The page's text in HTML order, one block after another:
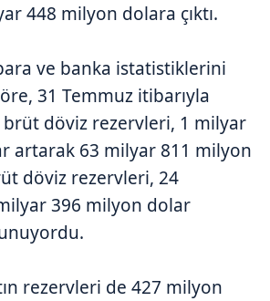
448 milyon dolara çıktı.
ve banka istatistiklerini
31 Temmuz itibarıyla
brüt döviz rezervleri, 1 milyar
artarak 63 milyar 811 milyon
döviz rezervleri, 24
396 milyon dolar
rezervleri de 427 milyon